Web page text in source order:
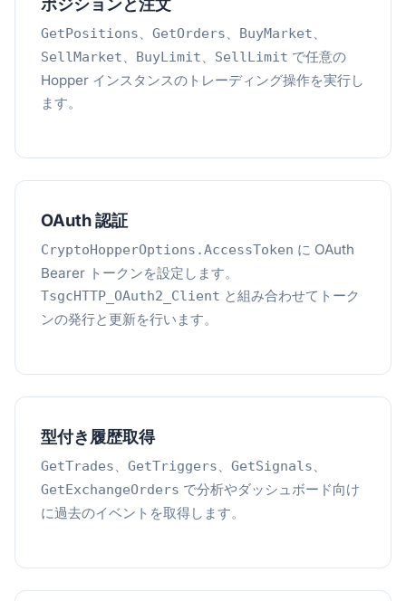
GetPositions、 GetOrders、 BuyMarket、
SellMarket、 BuyLimit、 SellLimit で任意の
Hopper インスタンスのトレーディング操作を実行し
ます。
OAuth 認証
CryptoHopperOptions.AccessToken に OAuth
Bearer トークンを設定します。
TsgcHTTP_OAuth2_Client と組み合わせてトーク
ンの発行と更新を行います。
型付き履歴取得
GetTrades、 GetTriggers、 GetSignals、
GetExchangeOrders で分析やダッシュボード向け
に過去のイベントを取得します。